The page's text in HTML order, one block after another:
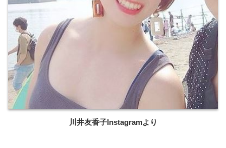
川井友香子Instagramより